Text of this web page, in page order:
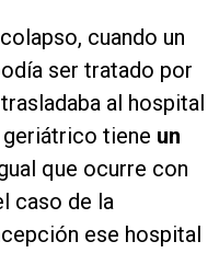
cuando un
ser tratado por
al hospital
geriátrico tiene un
que ocurre con
caso de la
ese hospital